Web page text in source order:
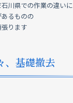
石川県での作業の違いに
るものの
ります
、基礎撤去